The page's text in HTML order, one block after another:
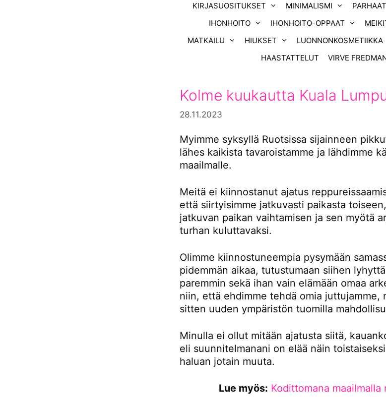
KIRJASUOSITUKSET MINIMALISMI
IHONHOITO
IHONHOITO-OPPAAT
MATKAILU
HIUKSET LUONNONKOSMETIIKKA
HAASTATTELUT
VIRVE
Kolme kuukautta Kuala
28.11.2023
Myimme syksyllä Ruotsissa sijainneen
lähes kaikista tavaroistamme ja lähdimme
maailmalle.
Meitä ei kiinnostanut ajatus
että siirtyisimme jatkuvasti paikasta
jatkuvan paikan vaihtamisen ja sen myötä
turhan kuluttavaksi.
Olimme kiinnostuneempia pysymään
pidemmän aikaa, tutustumaan siihen
paremmin sekä ihan vain elämään omaa
niin, että ehdimme tehdä omia juttujamme,
sitten uuden ympäristön tuomilla
Minulla ei ollut mitään ajatusta siitä,
eli suunnitelmanani on elää näin
haluan jotain muuta.
Lue myös: Kodittomana maailmalla